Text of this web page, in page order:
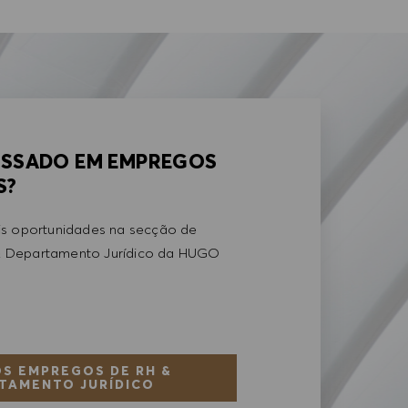
EM EMPREGOS
oportunidades na secção de
Departamento Jurídico da HUGO
EMPREGOS DE RH &
JURÍDICO